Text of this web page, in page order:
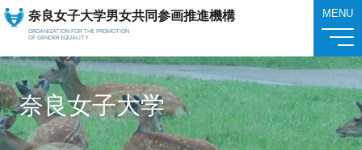
奈良女子大学男女共同参画推進機構
ORGANIZATION FOR THE PROMOTION
OF GENDER EQUALITY
MENU
奈良女子大学